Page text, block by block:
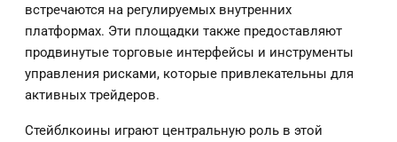
встречаются на регулируемых внутренних
платформах. Эти площадки также предоставляют
продвинутые торговые интерфейсы и инструменты
управления рисками, которые привлекательны для
активных трейдеров.
Стейблкоины играют центральную роль в этой